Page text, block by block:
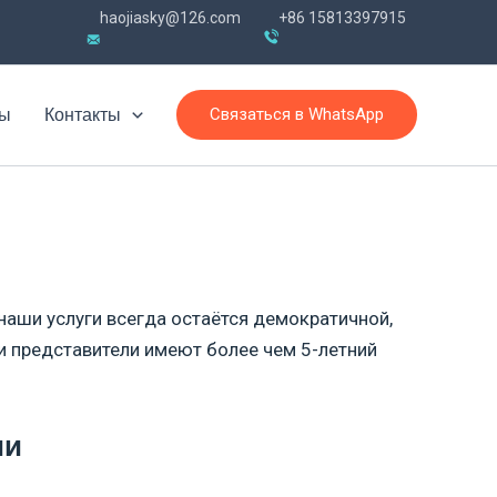
haojiasky@126.com +86 15813397915
Контакты Связаться в WhatsApp
услуги всегда остаётся демократичной,
имеют более чем 5-летний